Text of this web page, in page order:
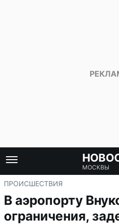
МОСКВЫ
ПРОИСШЕСТВИЯ
В аэропорту
ограничения,